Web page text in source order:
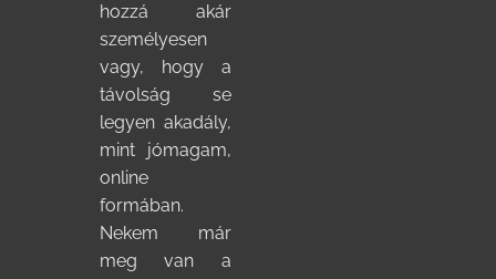
hozzá akár
személyesen
vagy, hogy a
távolság se
legyen akadály,
mint jómagam,
online
formában.
Nekem már
meg van a